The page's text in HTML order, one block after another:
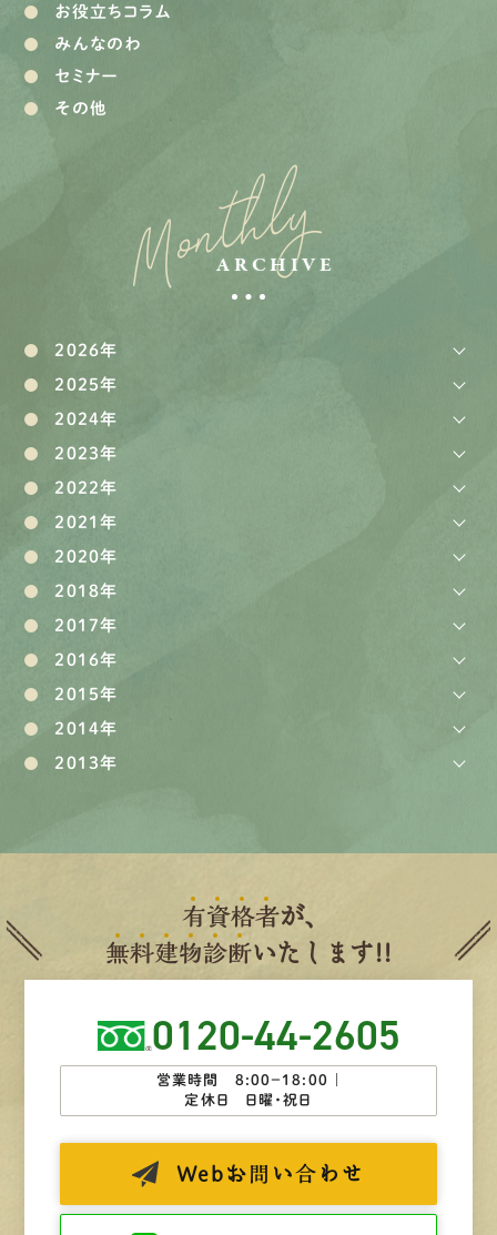
お役立ちコラム
みんなのわ
セミナー
その他
Monthly
ARCHIVE
2026年
2025年
2024年
2023年
2022年
2021年
2020年
2018年
2017年
2016年
2015年
2014年
2013年
有資格者が、
無料建物診断いたします!!
0120-44-2605
営業時間 8:00−18:00 ｜
定休日 日曜・祝日
Web お問い合わせ